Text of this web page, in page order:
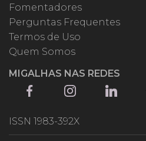
Fomentadores
Perguntas Frequentes
Termos de Uso
Quem Somos
MIGALHAS NAS REDES
ISSN 1983-392X